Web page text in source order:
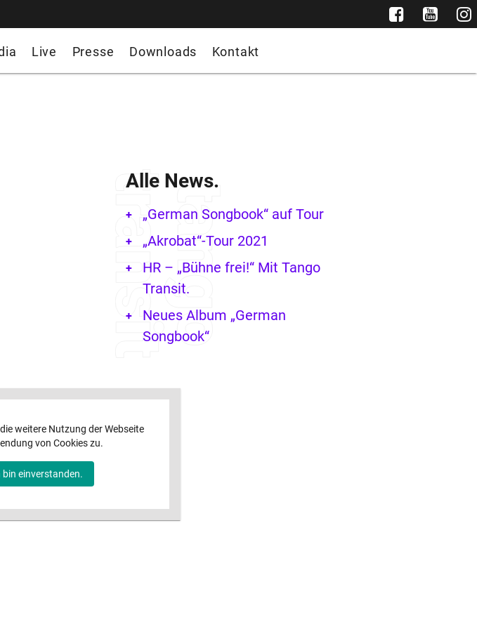
Live Presse Downloads Kontakt
weitere Nutzung der Webseite
von Cookies zu.
bin einverstanden.
Alle News.
„German Songbook“ auf Tour
„Akrobat“-Tour 2021
HR – „Bühne frei!“ Mit Tango
Transit.
Neues Album „German
Songbook“